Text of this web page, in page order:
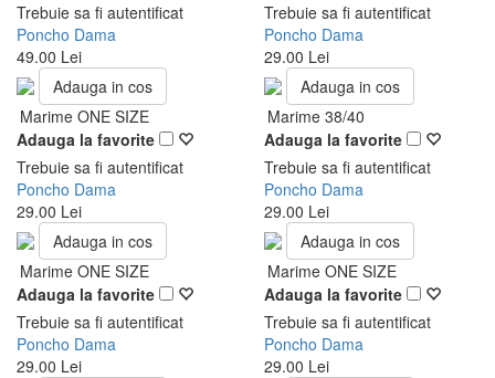
Trebuie sa fi autentificat
Poncho Dama
49.00 Lei
Trebuie sa fi autentificat
Poncho Dama
29.00 Lei
Adauga in cos
Marime ONE SIZE
Adauga la favorite
Trebuie sa fi autentificat
Poncho Dama
29.00 Lei
Adauga in cos
Marime 38/40
Adauga la favorite
Trebuie sa fi autentificat
Poncho Dama
29.00 Lei
Adauga in cos
Marime ONE SIZE
Adauga la favorite
Trebuie sa fi autentificat
Poncho Dama
29.00 Lei
Adauga in cos
Marime ONE SIZE
Adauga la favorite
Trebuie sa fi autentificat
Poncho Dama
29.00 Lei